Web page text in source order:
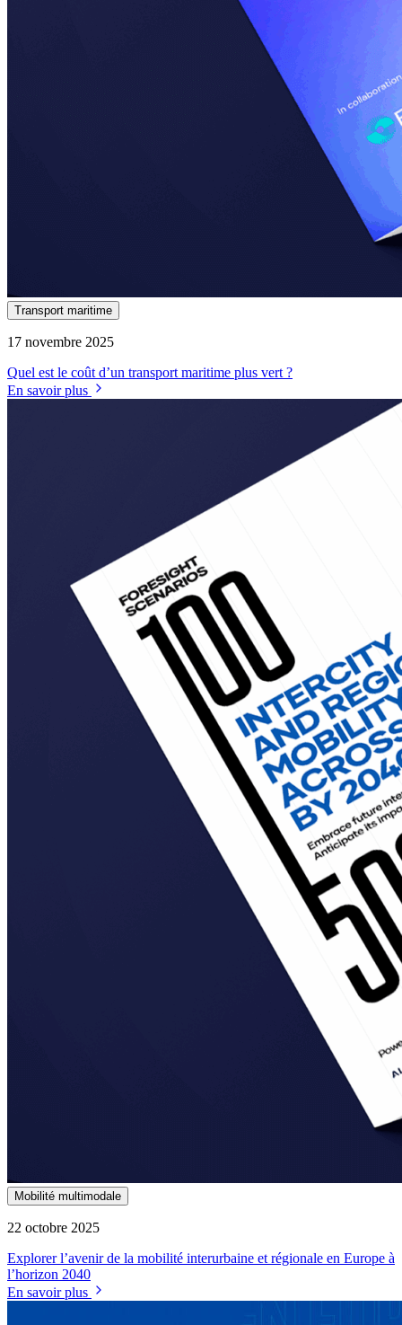
Transport maritime
17 novembre 2025
Quel est le coût d’un transport maritime plus vert ?
En savoir plus
Mobilité multimodale
22 octobre 2025
Explorer l’avenir de la mobilité interurbaine et régionale en Europe à
l’horizon 2040
En savoir plus